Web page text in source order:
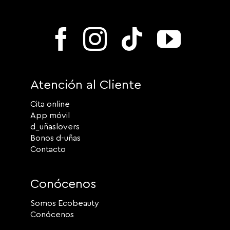
Atención al Cliente
Cita online
App móvil
d_uñaslovers
Bonos d-uñas
Contacto
Conócenos
Somos Ecobeauty
Conócenos